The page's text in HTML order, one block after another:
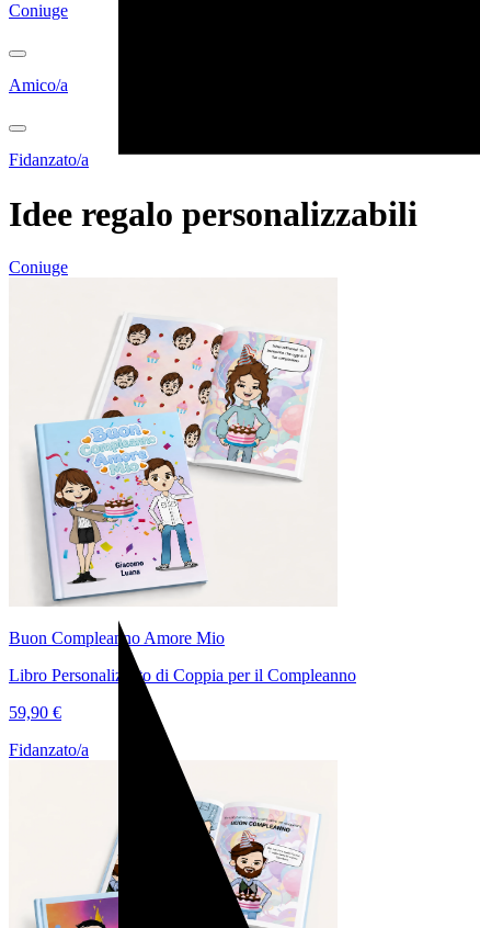
Coniuge
Amico/a
Fidanzato/a
Idee regalo personalizzabili
Coniuge
Buon Compleanno Amore Mio
Libro Personalizzato di Coppia per il Compleanno
59,90 €
Fidanzato/a